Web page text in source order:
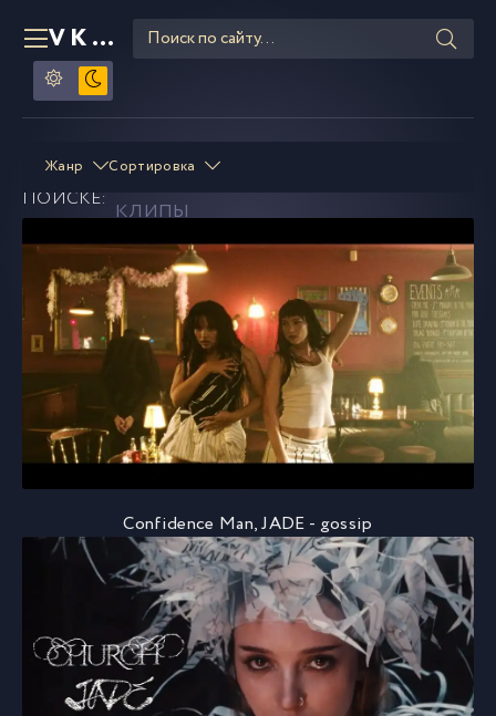
VKLIPE RU
ПОИСКЕ:
JADEсмотреть и скачать
клипы
Жанр Сортировка
Confidence Man, JADE - gossip